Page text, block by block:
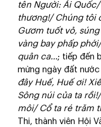
tên Người: Ái
thương!/ Chúng tôi
Gươm tuốt vỏ,
vàng bay phấp
quân ca…; tiếp đến
mừng ngày đất
đây Huế, Huế ơi!
Sông núi của ta
môi/ Cổ ta ré trăm
Thi, thành viên Hội